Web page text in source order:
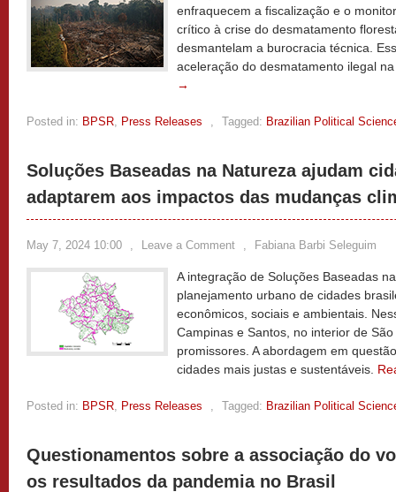
enfraquecem a fiscalização e o
crítico à crise do desmatamento
desmantelam a burocracia técnica.
aceleração do desmatamento ilegal
→
Posted in: BPSR, Press Releases , Tagged: Brazilian Political
Soluções Baseadas na Natureza ajudam
adaptarem aos impactos das mudanças
May 7, 2024 10:00 , Leave a Comment , Fabiana Barbi Seleguim
A integração de Soluções Baseadas
planejamento urbano de cidades
econômicos, sociais e ambientais.
Campinas e Santos, no interior de
promissores. A abordagem em
cidades mais justas e sustentáveis.
Posted in: BPSR, Press Releases , Tagged: Brazilian Political
Questionamentos sobre a associação do
os resultados da pandemia no Brasil